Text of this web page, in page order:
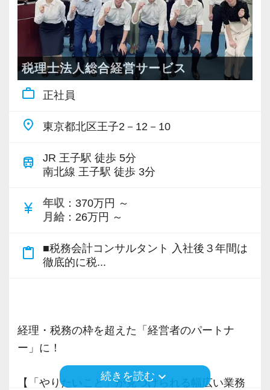
す。
【求める人材像】
・経営のプロフェッショナルを目指したい人
・継続して努力のできる体力のある人
・明るく素直な人
1984年に創業以来、現在では1,200件以上の日
を続けています。
安定した経営基盤のもと、成長できる環境が整
っています。
是非、一緒に働きませんか！
▽採用サイト
■業務範囲例
・会社設立相談・労務相談・融資相談・新規顧
問先対応・部下のマネジメント・事業承継対
応・贈与、譲渡所得対応・相続税申告書作成・
組織再編対応・顧問先DX支援・事業計画策定支
援・MAP、MAS監査・民事信託・身元保証事
業・建設業許可申請・不動産仲介、売買・
M&A・生損保コンサルティング・医業経営コン
サルティング・金融商品仲介・資産運用等々。
■キャリアプラン例
「監査担当者＋得意分野」で活躍している職員
13年目職員
監査担当（25件前後） ＋ 得意のシステムス
キルを活かし、顧問先全体のDX支援を行う
監査担当（35件前後） 監査担当者を極めるべ
税理士法人総合経営サービス
work_outline 正社員
place 東京都北区王子2－12－10
train
JR 王子駅 徒歩 5分
南北線 王子駅 徒歩 3分
currency_yen 年収 ：370万円 ～
月給 ：26万円 ～
content_paste
■税務会計コンサルタント 入社後３年間は
徹底的に税...
経理・税務の枠を超えた「経営者のパートナ
ー」に！
【「やりたいこと」が見つけられる幅広い業務
続きを読む keyboard_arrow_down